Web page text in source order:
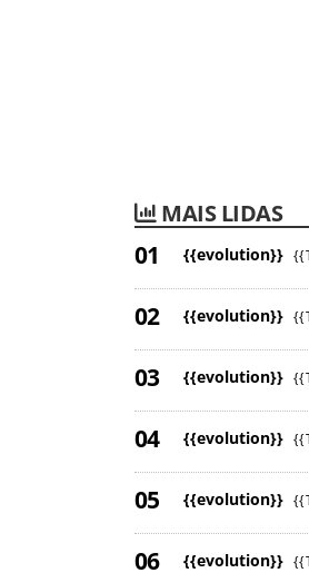
MAIS LIDAS
{{evolution}}
{{evolution}}
{{evolution}}
{{evolution}}
{{evolution}}
{{evolution}}